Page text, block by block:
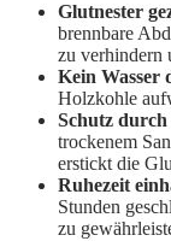
Glutnester
brennbare
zu verhindern
Kein Wasser
Holzkohle
Schutz durch
trockenem
erstickt die
Ruhezeit
Stunden
zu